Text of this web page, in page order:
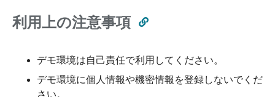
利用上の注意事項
デモ環境は自己責任で利用してください。
デモ環境に個人情報や機密情報を登録しないでくだ
さい。